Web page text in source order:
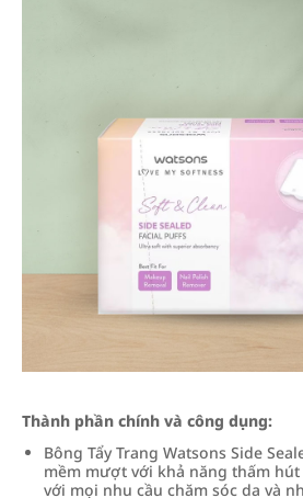
Thành phần chính và công dụng:
Bông Tẩy Trang Watsons Side
mềm mượt với khả năng thấm
với mọi nhu cầu chăm sóc da và